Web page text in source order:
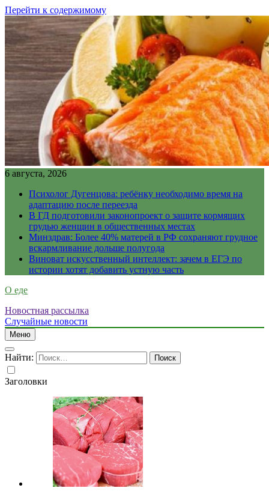
Перейти к содержимому
6 августа, 2026
Психолог Дугенцова: ребёнку необходимо время на
адаптацию после переезда
В ГД подготовили законопроект о защите кормящих
грудью женщин в общественных местах
Минздрав: Более 40% матерей в РФ сохраняют грудное
вскармливание дольше полугода
Виноват искусственный интеллект: зачем в ЕГЭ по
истории хотят добавить устную часть
О еде
Новостная рассылка
Случайные новости
Меню
Найти:
Заголовки